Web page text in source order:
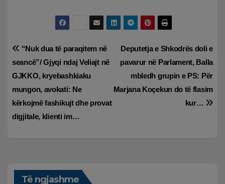
Lëvizje
te
postimet
Deputetja e Shkodrës doli e
pavarur në Parlament, Balla
mbledh grupin e PS: Për
Marjana Koçekun do të flasim
kur…
“Nuk dua të paraqitem në
seancë”/ Gjyqi ndaj Veliajt në
GJKKO, kryebashkiaku
mungon, avokati: Ne
kërkojmë fashikujt dhe provat
digjitale, klienti im…
Të ngjashme